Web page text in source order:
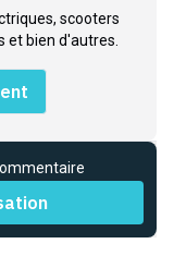
scooters
et bien d'autres.